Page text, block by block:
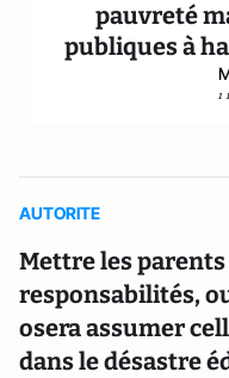
pauvreté
publiques à
1
AUTORITE
Mettre les parents
responsabilités,
osera assumer
dans le désastre